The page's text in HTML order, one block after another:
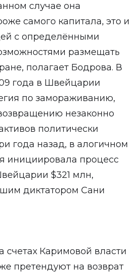
случае она
самого капитала, это и
с определёнными
размещать
полагает Бодрова. В
года в Швейцарии
по замораживанию,
незаконно
политически
года назад, в алогичном
инициировала процесс
$321 млн,
диктатором Сани
счетах Каримовой власти
претендуют на возврат